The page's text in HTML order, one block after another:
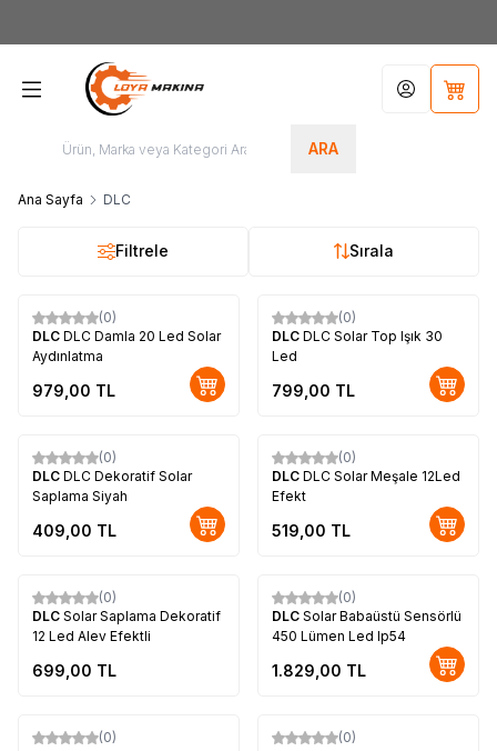
ARA
Hesabım
Ana Sayfa DLC
Filtrele Sırala
(0)
DLC DLC Damla 20 Led Solar
Aydınlatma
979,00 TL
(0)
DLC DLC Solar Top Işık 30
Led
799,00 TL
(0)
DLC DLC Dekoratif Solar
Saplama Siyah
409,00 TL
(0)
DLC DLC Solar Meşale 12Led
Efekt
519,00 TL
(0)
DLC Solar Saplama Dekoratif
12 Led Alev Efektli
699,00 TL
(0)
DLC Solar Babaüstü Sensörlü
450 Lümen Led Ip54
1.829,00 TL
(0)
(0)